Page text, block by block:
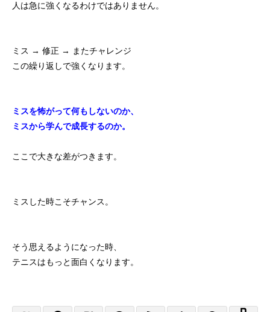
人は急に強くなるわけではありません。
ミス → 修正 → またチャレンジ
この繰り返しで強くなります。
ミスを怖がって何もしないのか、
ミスから学んで成長するのか。
ここで大きな差がつきます。
ミスした時こそチャンス。
そう思えるようになった時、
テニスはもっと面白くなります。